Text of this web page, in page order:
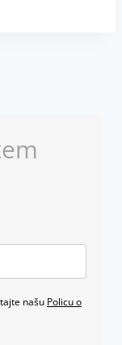
našu Policu o